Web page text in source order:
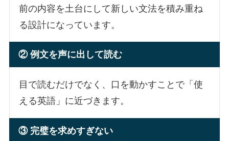
前の内容を土台にして新しい文法を積み重ね
る設計になっています。
② 例文を声に出して読む
目で読むだけでなく、口を動かすことで「使
える英語」に近づきます。
③ 完璧を求めすぎない